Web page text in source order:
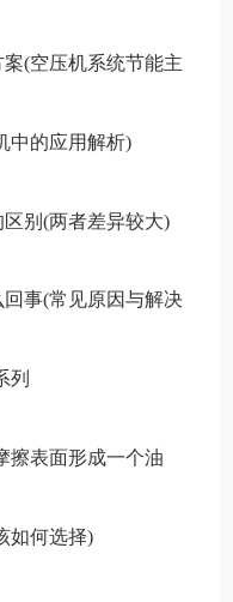
(空压机系统节能主
中的应用解析)
别(两者差异较大)
事(常见原因与解决
列
擦表面形成一个油
如何选择)